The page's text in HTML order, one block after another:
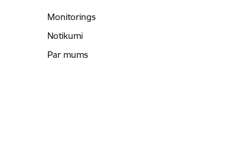
Monitorings
Notikumi
Par mums